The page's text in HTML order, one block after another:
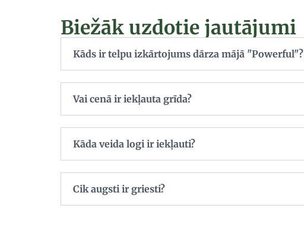
Biežāk uzdotie jautājumi
Kāds ir telpu izkārtojums dārza mājā "Powerful"?
Vai cenā ir iekļauta grīda?
Kāda veida logi ir iekļauti?
Cik augsti ir griesti?